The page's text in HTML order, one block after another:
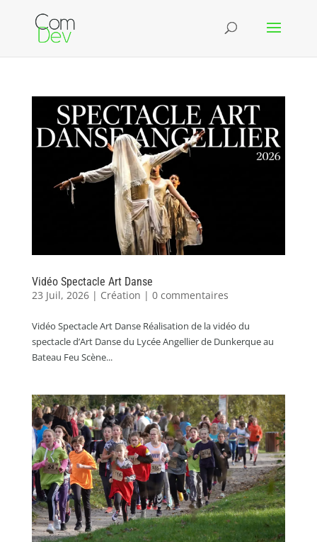
Vidéo Spectacle Art Danse
23 Juil, 2026| Création | 0 commentaires
Vidéo Spectacle Art Danse Réalisation de la vidéo du
spectacle d’Art Danse du Lycée Angellier de Dunkerque au
Bateau Feu Scène...